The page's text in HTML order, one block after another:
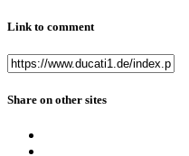
Link to comment
Share on other sites